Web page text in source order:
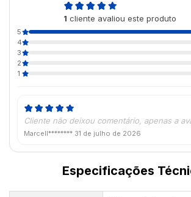
1 cliente avaliou este produto
5
4
3
2
1
Cliente não deixou comentário, apenas a
Marcell******** 31 de julho de 2026
Especificações